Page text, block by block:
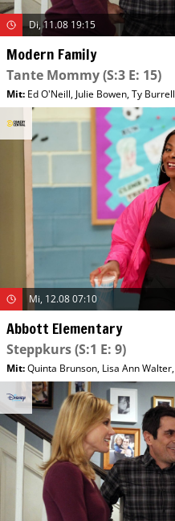
Di, 11.08 19:15
Modern Family
Tante Mommy(S:3 E: 15)
Mit: Ed O'Neill, Julie Bowen,Ty Burrell
Mi, 12.08 07:10
Abbott Elementary
Steppkurs(S:1 E: 9)
Mit:Quinta Brunson, Lisa Ann Walter,